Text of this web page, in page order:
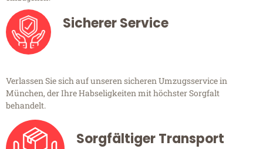
Sicherer Service
Verlassen Sie sich auf unseren sicheren Umzugsservice in
München, der Ihre Habseligkeiten mit höchster Sorgfalt
behandelt.
Sorgfältiger Transport